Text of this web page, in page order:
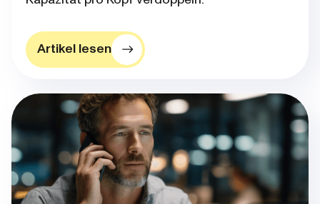
Artikel lesen
Blog post thumbnail